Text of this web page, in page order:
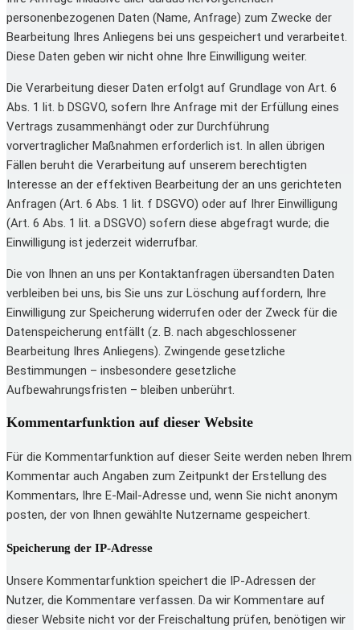
personenbezogenen Daten (Name, Anfrage) zum Zwecke der
Bearbeitung Ihres Anliegens bei uns gespeichert und verarbeitet.
Diese Daten geben wir nicht ohne Ihre Einwilligung weiter.
Die Verarbeitung dieser Daten erfolgt auf Grundlage von Art. 6
Abs. 1 lit. b DSGVO, sofern Ihre Anfrage mit der Erfüllung eines
Vertrags zusammenhängt oder zur Durchführung
vorvertraglicher Maßnahmen erforderlich ist. In allen übrigen
Fällen beruht die Verarbeitung auf unserem berechtigten
Interesse an der effektiven Bearbeitung der an uns gerichteten
Anfragen (Art. 6 Abs. 1 lit. f DSGVO) oder auf Ihrer Einwilligung
(Art. 6 Abs. 1 lit. a DSGVO) sofern diese abgefragt wurde; die
Einwilligung ist jederzeit widerrufbar.
Die von Ihnen an uns per Kontaktanfragen übersandten Daten
verbleiben bei uns, bis Sie uns zur Löschung auffordern, Ihre
Einwilligung zur Speicherung widerrufen oder der Zweck für die
Datenspeicherung entfällt (z. B. nach abgeschlossener
Bearbeitung Ihres Anliegens). Zwingende gesetzliche
Bestimmungen – insbesondere gesetzliche
Aufbewahrungsfristen – bleiben unberührt.
Kommentar­funktion auf dieser Website
Für die Kommentarfunktion auf dieser Seite werden neben Ihrem
Kommentar auch Angaben zum Zeitpunkt der Erstellung des
Kommentars, Ihre E-Mail-Adresse und, wenn Sie nicht anonym
posten, der von Ihnen gewählte Nutzername gespeichert.
Speicherung der IP-Adresse
Unsere Kommentarfunktion speichert die IP-Adressen der
Nutzer, die Kommentare verfassen. Da wir Kommentare auf
dieser Website nicht vor der Freischaltung prüfen, benötigen wir